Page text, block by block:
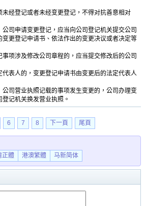
经登记或者未经变更登记，不得对抗善意相对
申请变更登记，应当向公司登记机关提交公司
变更登记申请书、依法作出的变更决议或者决定等
涉及修改公司章程的，应当提交修改后的公司
表人的，变更登记申请书由变更后的法定代表人
营业执照记载的事项发生变更的，公司办理变
记机关换发营业执照。
6 7 8 下一頁 尾頁
正體 港澳繁體 马新简体